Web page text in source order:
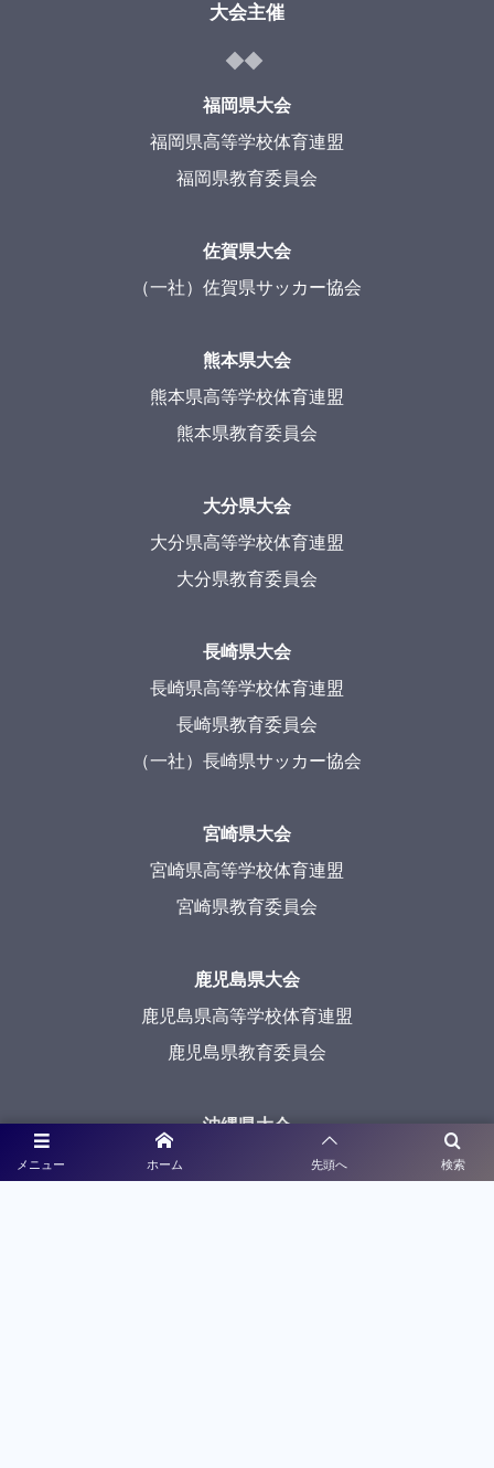
メニュー 検索
ホーム 先頭へ
大会主催
福岡県大会
福岡県高等学校体育連盟
福岡県教育委員会
佐賀県大会
（一社）佐賀県サッカー協会
熊本県大会
熊本県高等学校体育連盟
熊本県教育委員会
大分県大会
大分県高等学校体育連盟
大分県教育委員会
長崎県大会
長崎県高等学校体育連盟
長崎県教育委員会
（一社）長崎県サッカー協会
宮崎県大会
宮崎県高等学校体育連盟
宮崎県教育委員会
鹿児島県大会
鹿児島県高等学校体育連盟
鹿児島県教育委員会
沖縄県大会
沖縄県高等学校体育連盟